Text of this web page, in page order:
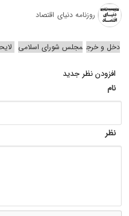
روزنامه دنیای اقتصاد
دخل و خرج مجلس شورای اسلامی
افزودن نظر جدید
نام
نظر